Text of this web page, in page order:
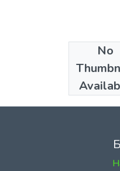
No
Collections
Кафедра